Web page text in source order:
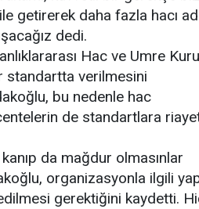
getirerek daha fazla hacı
dedi.
Hac ve Umre
standartta verilmesini
bu nedenle hac
de standartlara
da mağdur olmasınlar
organizasyonla ilgili
gerektiğini kaydetti.